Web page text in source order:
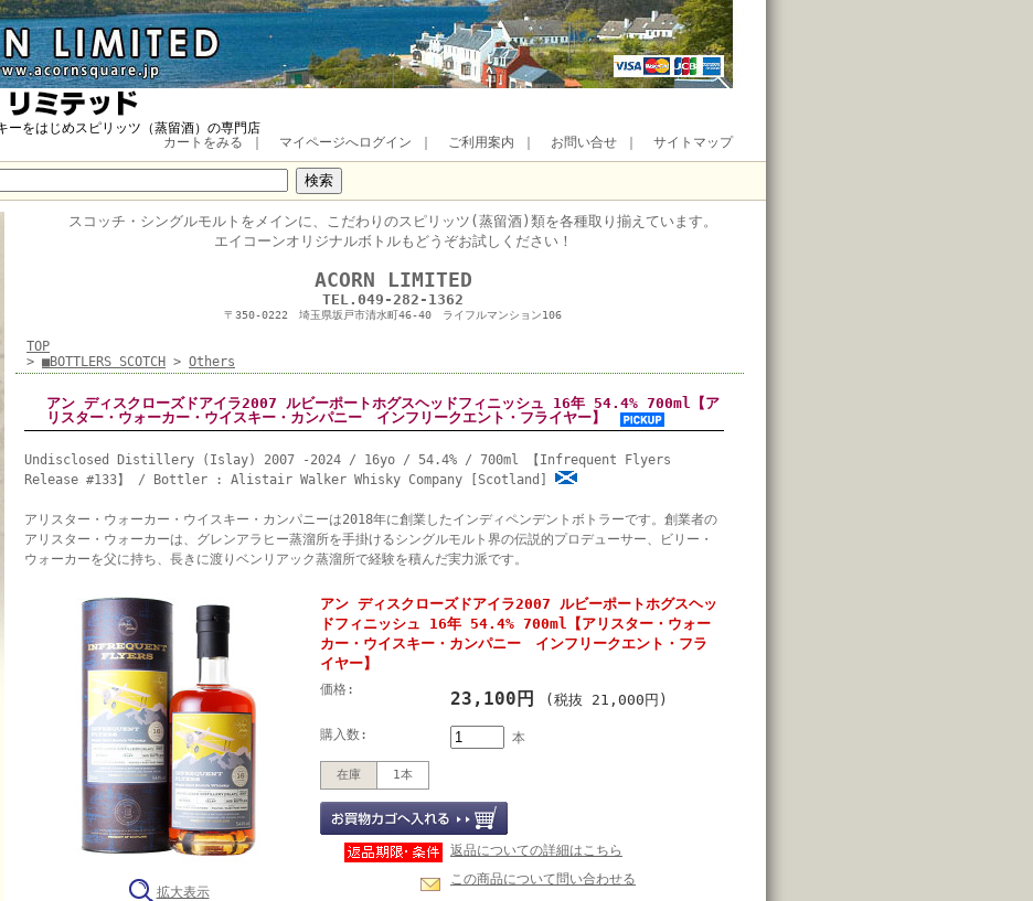
ーをはじめスピリッツ（蒸留酒）の専門店
カートをみる
マイページへログイン ご利用案内 お問い合せ サイトマップ
スコッチ・ シングルモルトをメインに、 こだわりのスピリッツ(蒸留酒)類を各種取り揃えています。
エイコーンオリジナルボトルもどうぞお試しください！
ACORN LIMITED
TEL.049-282-1362
〒350-0222 埼玉県坂戸市清水町46-40 ライフルマンション106
TOP
> ■BOTTLERS SCOTCH > Others
アン ディスクローズドアイラ2007 ルビーポートホグスヘッドフィニッシュ 16年 54.4% 700ml【ア
リスター・ウォーカー・ウイスキー・カンパニー インフリークエント・フライヤー】
Undisclosed Distillery (Islay) 2007 -2024 / 16yo / 54.4% / 700ml 【Infrequent Flyers
Release #133】 / Bottler : Alistair Walker Whisky Company [Scotland]
アリスター・ウォーカー・ウイスキー・カンパニーは2018年に創業したインディペンデントボトラーです。創業者の
アリスター・ウォーカーは、グレンアラヒー蒸溜所を手掛けるシングルモルト界の伝説的プロデューサー、ビリー・
ウォーカーを父に持ち、長きに渡りベンリアック蒸溜所で経験を積んだ実力派です。
拡大表示
アン ディスクローズドアイラ2007 ルビーポートホグスヘッ
ドフィニッシュ 16年 54.4% 700ml【アリスター・ウォー
カー・ウイスキー・カンパニー インフリークエント・フラ
イヤー】
価格: 23,100円 (税抜 21,000円)
購入数: 本
在庫 1本
返品についての詳細はこちら
この商品について問い合わせる